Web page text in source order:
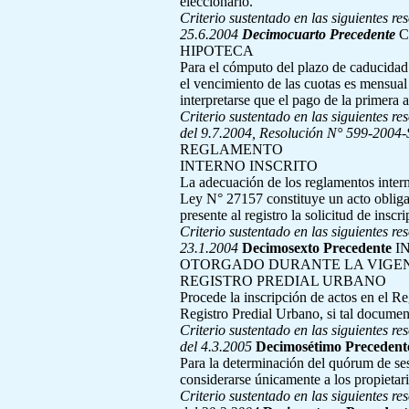
Criterio sustentado en las siguientes
25.6.2004 Decimocuarto Precedente
HIPOTECA
Para el cómputo del plazo de
el vencimiento de las cuotas es
interpretarse que el pago de la primera
Criterio sustentado en las siguientes
del 9.7.2004, Resolución N° 599-
REGLAMENTO
INTERNO INSCRITO
La adecuación de los reglamentos
Ley N° 27157 constituye un acto
presente al registro la solicitud de
Criterio sustentado en las siguientes
23.1.2004 Decimosexto Precedente
OTORGADO DURANTE LA
REGISTRO PREDIAL URBANO
Procede la inscripción de actos en el
Registro Predial Urbano, si tal
Criterio sustentado en las siguientes
del 4.3.2005 Decimosétimo
Para la determinación del quórum de
considerarse únicamente a los
Criterio sustentado en las siguientes